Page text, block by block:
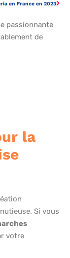
en France en 2023
passionnante
de
la
Si vous
votre